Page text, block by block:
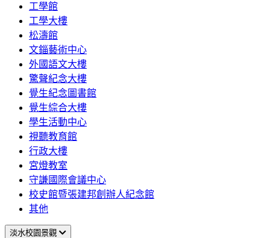
工學館
工學大樓
松濤館
文錙藝術中心
外國語文大樓
驚聲紀念大樓
覺生紀念圖書館
覺生綜合大樓
學生活動中心
視聽教育館
行政大樓
宮燈教室
守謙國際會議中心
校史館暨張建邦創辦人紀念館
其他
淡水校園景觀